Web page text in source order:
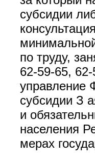
субсидии
по труду,
62-59-65,
управление
субсидии З
и
населения
мерах